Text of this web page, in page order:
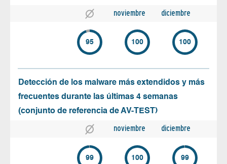
noviembre diciembre
95 100 100
Detección de los malware más extendidos y más
frecuentes durante las últimas 4 semanas
(conjunto de referencia de AV-TEST)
noviembre diciembre
99 100 99